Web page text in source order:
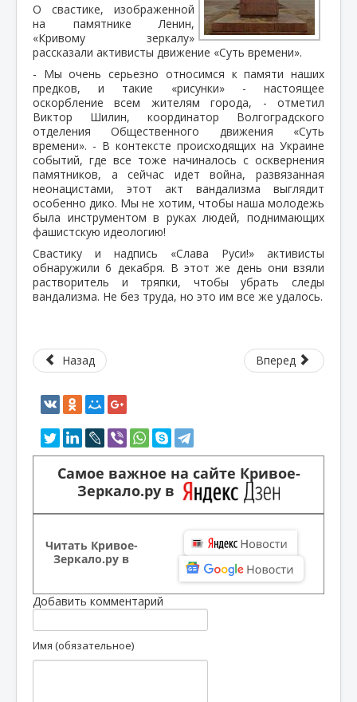
О свастике, изображенной
на памятнике Ленин,
«Кривому зеркалу»
рассказали активисты движение «Суть времени».
- Мы очень серьезно относимся к памяти наших
предков, и такие «рисунки» - настоящее
оскорбление всем жителям города, - отметил
Виктор Шилин, координатор Волгоградского
отделения Общественного движения «Суть
времени». - В контексте происходящих на Украине
событий, где все тоже начиналось с осквернения
памятников, а сейчас идет война, развязанная
неонацистами, этот акт вандализма выглядит
особенно дико. Мы не хотим, чтобы наша молодежь
была инструментом в руках людей, поднимающих
фашистскую идеологию!
Свастику и надпись «Слава Руси!» активисты
обнаружили 6 декабря. В этот же день они взяли
растворитель и тряпки, чтобы убрать следы
вандализма. Не без труда, но это им все же удалось.
Назад Вперед
Самое важное на сайте Кривое-
Зеркало.ру в
Читать Кривое-
Зеркало.ру в
Добавить комментарий
Имя (обязательное)